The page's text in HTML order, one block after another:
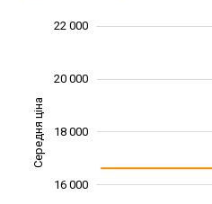
Середня ціна 14 000
16 000
18 000
20 000
22 000